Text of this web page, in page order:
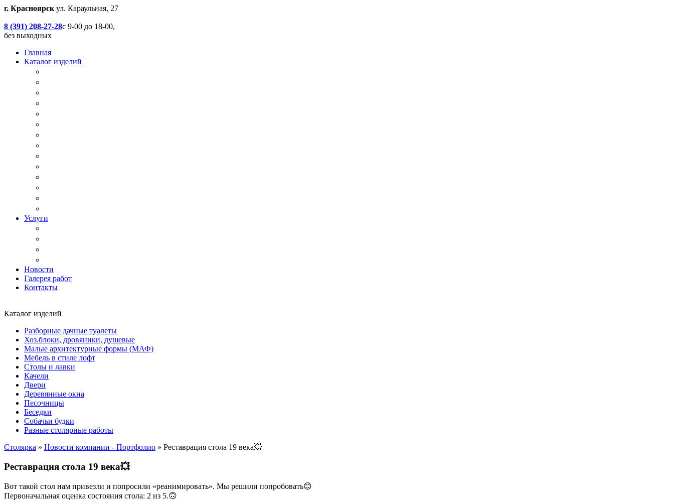
г. Красноярск ул. Караульная, 27
8 (391) 208-27-28с 9-00 до 18-00,
без выходных
Главная
Каталог изделий
Услуги
Новости
Галерея работ
Контакты
Каталог изделий
Разборные дачные туалеты
Хоз.блоки, дровяники, душевые
Малые архитектурные формы (МАФ)
Мебель в стиле лофт
Столы и лавки
Качели
Двери
Деревянные окна
Песочницы
Беседки
Собачьи будки
Разные столярные работы
Столярка » Новости компании - Портфолио » Реставрация стола 19 века💥
Реставрация стола 19 века💥
Вот такой стол нам привезли и попросили «реанимировать». Мы решили попробовать😊
Первоначальная оценка состояния стола: 2 из 5.🙃